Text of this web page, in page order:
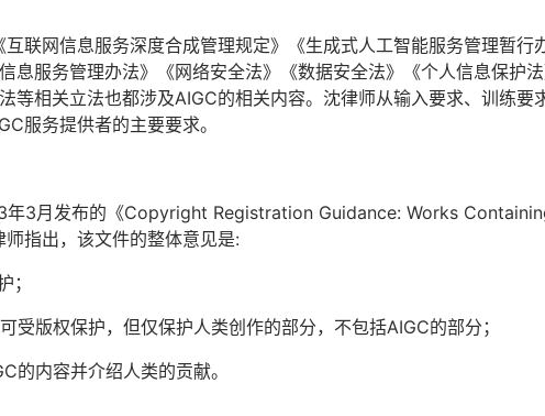
联网信息服务深度合成管理规定》《生成式人工智能服务管理暂行
息服务管理办法》《网络安全法》《数据安全法》《个人信息保护
等相关立法也都涉及AIGC的相关内容。沈律师从输入要求、训练要
服务提供者的主要要求。
年3月发布的《Copyright Registration Guidance: Works
指出，该文件的整体意见是:
；
受版权保护，但仅保护人类创作的部分，不包括AIGC的部分；
的内容并介绍人类的贡献。